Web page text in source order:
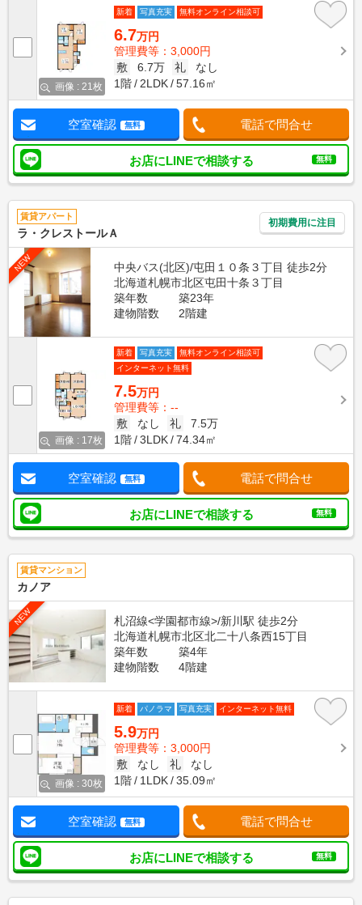
画像 : 21枚
新着 写真充実 無料オンライン相談可
6.7万円
管理費等：3,000円
敷
6.7万 礼
なし
1階
2LDK 57.16㎡
空室確認 無料 電話で問合せ
お店にLINEで相談する 無料
賃貸アパート
ラ・クレストールＡ
初期費用に注目
NEW
中央バス(北区)/屯田１０条３丁目 徒歩2分
北海道札幌市北区屯田十条３丁目
築年数
築23年
建物階数
2階建
画像 : 17枚
新着 写真充実
無料オンライン相談可
インターネット無料
7.5万円
管理費等：--
敷
なし 礼
7.5万
1階
3LDK 74.34㎡
空室確認 無料 電話で問合せ
お店にLINEで相談する 無料
賃貸マンション
カノア
NEW
札沼線<学園都市線>/新川駅 徒歩2分
北海道札幌市北区北二十八条西15丁目
築年数
築4年
建物階数
4階建
画像 : 30枚
新着 パノラマ 写真充実 インターネット無料
5.9万円
管理費等：3,000円
敷
なし 礼
なし
1階
1LDK 35.09㎡
空室確認 無料 電話で問合せ
お店にLINEで相談する 無料